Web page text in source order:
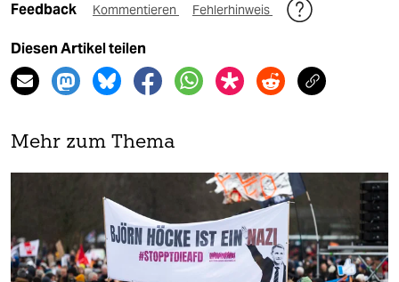
Feedback Kommentieren Fehlerhinweis
Diesen Artikel teilen
Mehr zum Thema